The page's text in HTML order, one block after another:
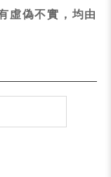
虛偽不實，均由